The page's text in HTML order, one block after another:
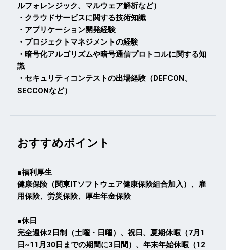
ルフォレンジック、マルウェア解析など）
・クラウドサービスに関する技術知識
・アプリケーション開発経験
・プロジェクトマネジメントの経験
・暗号化アルゴリズムや暗号通信プロトコルに関する知
識
・セキュリティコンテストの出場経験（DEFCON、
SECCONなど）
おすすめポイント
■福利厚生
健康保険（関東ITソフトウェア健康保険組合加入）、雇
用保険、労災保険、厚生年金保険
■休日
完全週休2日制（土曜・日曜）、祝日、夏期休暇（7月1
日~11月30日までの期間に3日間）、年末年始休暇（12